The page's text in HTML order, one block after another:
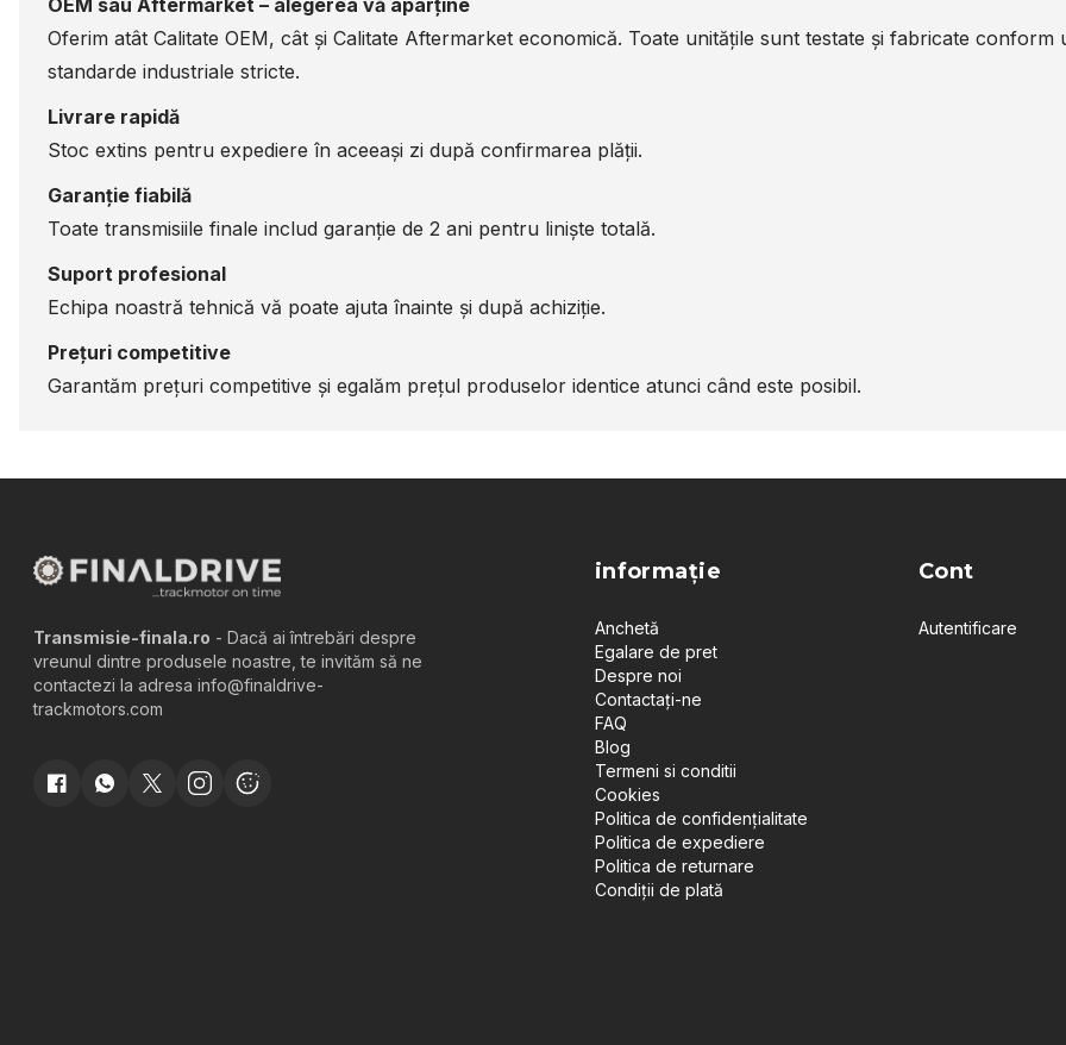
OEM sau Aftermarket – alegerea vă aparține
Oferim atât Calitate OEM, cât și Calitate Aftermarket economică. Toate unitățile sunt testate și fabricate conform
standarde industriale stricte.
Livrare rapidă
Stoc extins pentru expediere în aceeași zi după confirmarea plății.
Garanție fiabilă
Toate transmisiile finale includ garanție de 2 ani pentru liniște totală.
Suport profesional
Echipa noastră tehnică vă poate ajuta înainte și după achiziție.
Prețuri competitive
Garantăm prețuri competitive și egalăm prețul produselor identice atunci când este posibil.
Transmisie-finala.ro - Dacă ai întrebări despre
vreunul dintre produsele noastre, te invităm să ne
contactezi la adresa info@finaldrive-
trackmotors.com
informație
Anchetă
Egalare de pret
Despre noi
Contactați-ne
FAQ
Blog
Termeni si conditii
Cookies
Politica de confidențialitate
Politica de expediere
Politica de returnare
Condiții de plată
Cont
Autentificare